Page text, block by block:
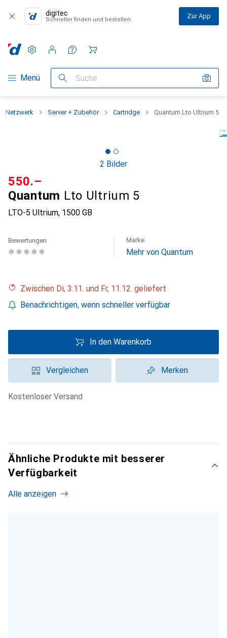
digitec
Schneller finden und bestellen Zur App
Navigation nach Kategorien
Menü Suche
Einstellungen
Kundenkonto
Vergleichslisten
Merklisten
Warenkorb
Netzwerk Server + Zubehör Cartridge Quantum Lto Ultrium 5
2 Bilder
Quantum Lto Ultrium 5
LTO-5 Ultrium, 1500 GB
CHF
550.–
Bewertungen Marke
Mehr von Quantum
Zwischen Di, 3.11. und Fr, 11.12. geliefert
Benachrichtigen, wenn schneller verfügbar
In den Warenkorb
Vergleichen Merken
kostenloser Versand
Ähnliche Produkte mit besserer
Verfügbarkeit
Alle anzeigen